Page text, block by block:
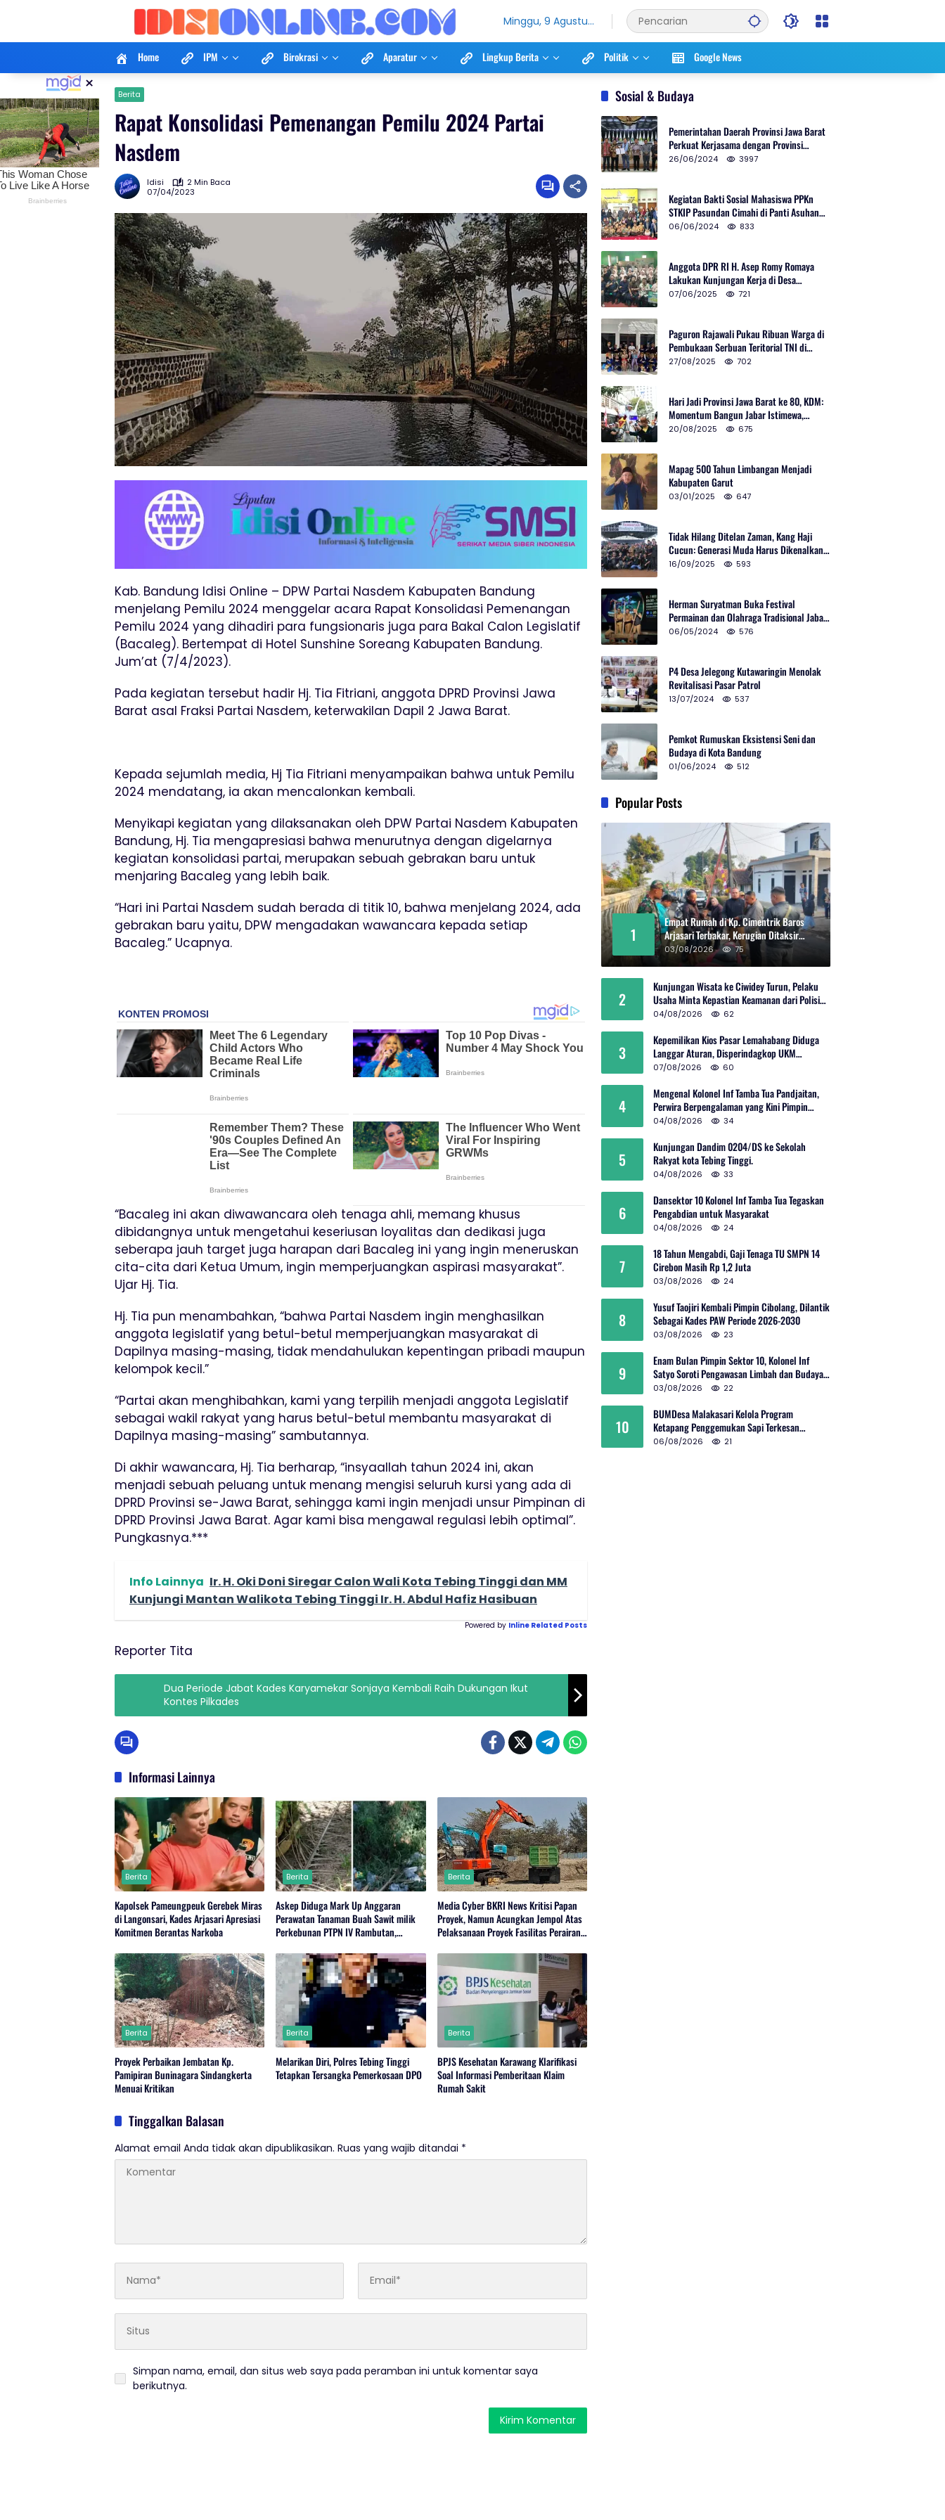
Minggu, 9 Agustus
Home IPM Birokrasi Aparatur Lingkup Berita Politik Google News
× Berita
Rapat Konsolidasi Pemenangan Pemilu 2024 Partai
Nasdem
Idisi
2 Min Baca
07/04/2023
Kab. Bandung Idisi Online – DPW Partai Nasdem Kabupaten Bandung
menjelang Pemilu 2024 menggelar acara Rapat Konsolidasi Pemenangan
Pemilu 2024 yang dihadiri para fungsionaris juga para Bakal Calon Legislatif
(Bacaleg). Bertempat di Hotel Sunshine Soreang Kabupaten Bandung.
Jum’at (7/4/2023).
Pada kegiatan tersebut hadir Hj. Tia Fitriani, anggota DPRD Provinsi Jawa
Barat asal Fraksi Partai Nasdem, keterwakilan Dapil 2 Jawa Barat.
Kepada sejumlah media, Hj Tia Fitriani menyampaikan bahwa untuk Pemilu
2024 mendatang, ia akan mencalonkan kembali.
Menyikapi kegiatan yang dilaksanakan oleh DPW Partai Nasdem Kabupaten
Bandung, Hj. Tia mengapresiasi bahwa menurutnya dengan digelarnya
kegiatan konsolidasi partai, merupakan sebuah gebrakan baru untuk
menjaring Bacaleg yang lebih baik.
“Hari ini Partai Nasdem sudah berada di titik 10, bahwa menjelang 2024, ada
gebrakan baru yaitu, DPW mengadakan wawancara kepada setiap
Bacaleg.” Ucapnya.
“Bacaleg ini akan diwawancara oleh tenaga ahli, memang khusus
dibidangnya untuk mengetahui keseriusan loyalitas dan dedikasi juga
seberapa jauh target juga harapan dari Bacaleg ini yang ingin meneruskan
cita-cita dari Ketua Umum, ingin memperjuangkan aspirasi masyarakat”.
Ujar Hj. Tia.
Hj. Tia pun menambahkan, “bahwa Partai Nasdem ingin menghasilkan
anggota legislatif yang betul-betul memperjuangkan masyarakat di
Dapilnya masing-masing, tidak mendahulukan kepentingan pribadi maupun
kelompok kecil.”
“Partai akan menghibahkan, kami yang terpilih menjadi anggota Legislatif
sebagai wakil rakyat yang harus betul-betul membantu masyarakat di
Dapilnya masing-masing” sambutannya.
Di akhir wawancara, Hj. Tia berharap, “insyaallah tahun 2024 ini, akan
menjadi sebuah peluang untuk menang mengisi seluruh kursi yang ada di
DPRD Provinsi se-Jawa Barat, sehingga kami ingin menjadi unsur Pimpinan di
DPRD Provinsi Jawa Barat. Agar kami bisa mengawal regulasi lebih optimal”.
Pungkasnya.***
Info Lainnya Ir. H. Oki Doni Siregar Calon Wali Kota Tebing Tinggi dan MM
Kunjungi Mantan Walikota Tebing Tinggi Ir. H. Abdul Hafiz Hasibuan
Powered by Inline Related Posts
Reporter Tita
Dua Periode Jabat Kades Karyamekar Sonjaya Kembali Raih Dukungan Ikut
Kontes Pilkades
Informasi Lainnya
Berita
Kapolsek Pameungpeuk Gerebek Miras
di Langonsari, Kades Arjasari Apresiasi
Komitmen Berantas Narkoba
Berita
Askep Diduga Mark Up Anggaran
Perawatan Tanaman Buah Sawit milik
Perkebunan PTPN IV Rambutan,
Berita
Media Cyber BKRI News Kritisi Papan
Proyek, Namun Acungkan Jempol Atas
Pelaksanaan Proyek Fasilitas Perairan
Berita
Proyek Perbaikan Jembatan Kp.
Pamipiran Buninagara Sindangkerta
Menuai Kritikan
Berita
Melarikan Diri, Polres Tebing Tinggi
Tetapkan Tersangka Pemerkosaan DPO
Berita
BPJS Kesehatan Karawang Klarifikasi
Soal Informasi Pemberitaan Klaim
Rumah Sakit
Tinggalkan Balasan
Alamat email Anda tidak akan dipublikasikan. Ruas yang wajib ditandai *
Simpan nama, email, dan situs web saya pada peramban ini untuk komentar saya
berikutnya.
Sosial & Budaya
Pemerintahan Daerah Provinsi Jawa Barat
Perkuat Kerjasama dengan Provinsi
Chungcheongnam Do Korea Selatan
26/06/2024 3997
Kegiatan Bakti Sosial Mahasiswa PPKn
STKIP Pasundan Cimahi di Panti Asuhan
Ulul Azmi Kota Cimahi
06/06/2024 833
Anggota DPR RI H. Asep Romy Romaya
Lakukan Kunjungan Kerja di Desa
Patrolsari
07/06/2025 721
Paguron Rajawali Pukau Ribuan Warga di
Pembukaan Serbuan Teritorial TNI di
Cibatu
27/08/2025 702
Hari Jadi Provinsi Jawa Barat ke 80, KDM:
Momentum Bangun Jabar Istimewa,
Lembur di Urus Kota Ditata
20/08/2025 675
Mapag 500 Tahun Limbangan Menjadi
Kabupaten Garut
03/01/2025 647
Tidak Hilang Ditelan Zaman, Kang Haji
Cucun: Generasi Muda Harus Dikenalkan
Pencak Silat
16/09/2025 593
Herman Suryatman Buka Festival
Permainan dan Olahraga Tradisional Jabar
2024 di Gedung Teater Tertutup
06/05/2024 576
P4 Desa Jelegong Kutawaringin Menolak
Revitalisasi Pasar Patrol
13/07/2024 537
Pemkot Rumuskan Eksistensi Seni dan
Budaya di Kota Bandung
01/06/2024 512
Popular Posts
1
Empat Rumah di Kp. Cimentrik Baros
Arjasari Terbakar, Kerugian Ditaksir
Rp600 Juta
03/08/2026 75
2
Kunjungan Wisata ke Ciwidey Turun, Pelaku
Usaha Minta Kepastian Keamanan dari Polisi
dan Pemprov Jabar
04/08/2026 62
3
Kepemilikan Kios Pasar Lemahabang Diduga
Langgar Aturan, Disperindagkop UKM
Terkesan Lepas Tangan?
07/08/2026 60
4
Mengenal Kolonel Inf Tamba Tua Pandjaitan,
Perwira Berpengalaman yang Kini Pimpin
Sektor 10 Citarum Harum
04/08/2026 34
5
Kunjungan Dandim 0204/DS ke Sekolah
Rakyat kota Tebing Tinggi.
04/08/2026 33
6
Dansektor 10 Kolonel Inf Tamba Tua Tegaskan
Pengabdian untuk Masyarakat
04/08/2026 24
7
18 Tahun Mengabdi, Gaji Tenaga TU SMPN 14
Cirebon Masih Rp 1,2 Juta
03/08/2026 24
8
Yusuf Taojiri Kembali Pimpin Cibolang, Dilantik
Sebagai Kades PAW Periode 2026-2030
03/08/2026 23
9
Enam Bulan Pimpin Sektor 10, Kolonel Inf
Satyo Soroti Pengawasan Limbah dan Budaya
Kelola Sampah
03/08/2026 22
10
BUMDesa Malakasari Kelola Program
Ketapang Penggemukan Sapi Terkesan
Simpang Siur
06/08/2026 21